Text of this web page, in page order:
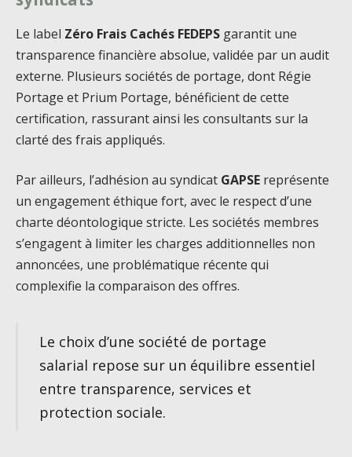
Le label Zéro Frais Cachés FEDEPS garantit une
transparence financière absolue, validée par un audit
externe. Plusieurs sociétés de portage, dont Régie
Portage et Prium Portage, bénéficient de cette
certification, rassurant ainsi les consultants sur la
clarté des frais appliqués.
Par ailleurs, l’adhésion au syndicat GAPSE représente
un engagement éthique fort, avec le respect d’une
charte déontologique stricte. Les sociétés membres
s’engagent à limiter les charges additionnelles non
annoncées, une problématique récente qui
complexifie la comparaison des offres.
Le choix d’une société de portage
salarial repose sur un équilibre essentiel
entre transparence, services et
protection sociale.